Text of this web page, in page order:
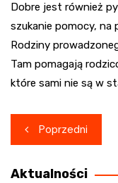
Dobre jest również
szukanie pomocy, na
Rodziny
Tam pomagają
które sami nie są w
Nawigacja
wpisu
Poprzedni
Aktualności